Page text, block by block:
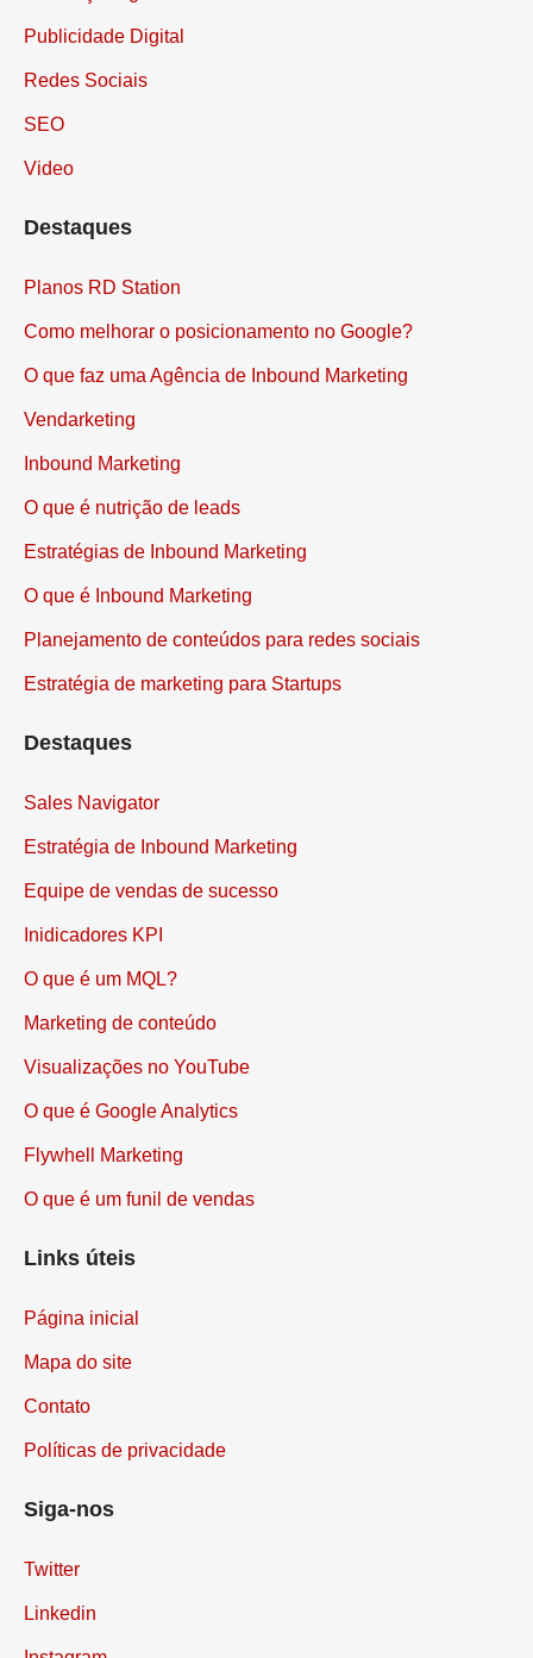
Publicidade Digital
Redes Sociais
SEO
Video
Destaques
Planos RD Station
Como melhorar o posicionamento no Google?
O que faz uma Agência de Inbound Marketing
Vendarketing
Inbound Marketing
O que é nutrição de leads
Estratégias de Inbound Marketing
O que é Inbound Marketing
Planejamento de conteúdos para redes sociais
Estratégia de marketing para Startups
Destaques
Sales Navigator
Estratégia de Inbound Marketing
Equipe de vendas de sucesso
Inidicadores KPI
O que é um MQL?
Marketing de conteúdo
Visualizações no YouTube
O que é Google Analytics
Flywhell Marketing
O que é um funil de vendas
Links úteis
Página inicial
Mapa do site
Contato
Políticas de privacidade
Siga-nos
Twitter
Linkedin